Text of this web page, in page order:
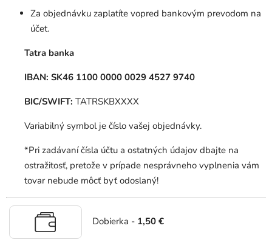
Za objednávku zaplatíte vopred bankovým prevodom na
účet.
Tatra banka
IBAN: SK46 1100 0000 0029 4527 9740
BIC/SWIFT: TATRSKBXXXX
Variabilný symbol je číslo vašej objednávky.
*Pri zadávaní čísla účtu a ostatných údajov dbajte na
ostražitosť, pretože v prípade nesprávneho vyplnenia vám
tovar nebude môcť byť odoslaný!
Dobierka - 1,50 €